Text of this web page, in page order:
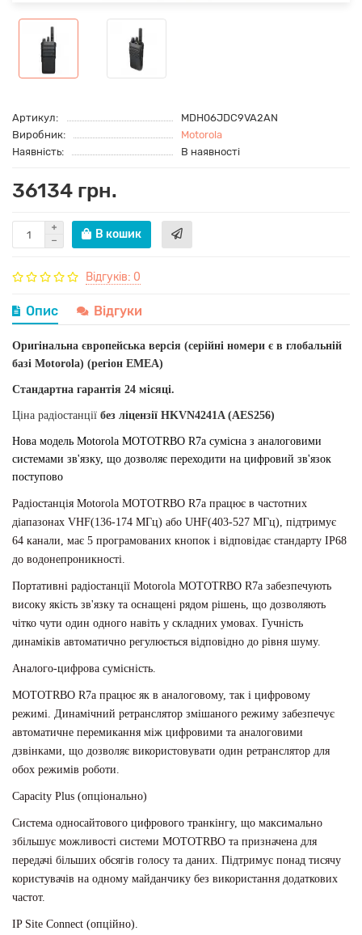
Артикул:
MDH06JDC9VA2AN
Виробник:
Motorola
Наявність:
В наявності
36134 грн.
В кошик
Відгуків: 0
Опис Відгуки
Оригінальна європейська версія (серійні номери є в глобальній
базі Motorola) (регіон EMEA)
Стандартна гарантія 24 місяці.
Ціна радіостанції без ліцензії HKVN4241A (AES256)
Нова модель Motorola MOTOTRBO R7a сумісна з аналоговими
системами зв'язку, що дозволяє переходити на цифровий зв'язок
поступово
Радіостанція Motorola MOTOTRBO R7a працює в частотних
діапазонах VHF(136-174 МГц) або UHF(403-527 МГц), підтримує
64 канали, має 5 програмованих кнопок і відповідає стандарту IP68
до водонепроникності.
Портативні радіостанції Motorola MOTOTRBO R7a забезпечують
високу якість зв'язку та оснащені рядом рішень, що дозволяють
чітко чути один одного навіть у складних умовах. Гучність
динаміків автоматично регулюється відповідно до рівня шуму.
Аналого-цифрова сумісність.
MOTOTRBO R7a працює як в аналоговому, так і цифровому
режимі. Динамічний ретранслятор змішаного режиму забезпечує
автоматичне перемикання між цифровими та аналоговими
дзвінками, що дозволяє використовувати один ретранслятор для
обох режимів роботи.
Capacity Plus (опціонально)
Система односайтового цифрового транкінгу, що максимально
збільшує можливості системи MOTOTRBO та призначена для
передачі більших обсягів голосу та даних. Підтримує понад тисячу
користувачів на одному майданчику без використання додаткових
частот.
IP Site Connect (опційно).